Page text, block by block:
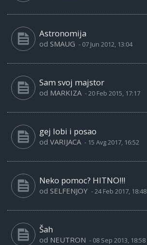
Astronomija
od SMAUG - 07 Jun 2012, 13:04
Sam svoj majstor
od MARKIZA -20 Feb 2015, 17:17
gej lobi i posao
od VARIJACA - 15 Avg 2017, 16:52
Neko pomoc? HITNO!!!
od SELFENJOY -24 Feb 2017, 18:48
Šah
od NEUTRON - 08 Sep 2013, 18:58